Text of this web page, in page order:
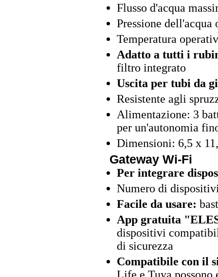
Flusso d'acqua
Pressione
Temperatura
Adatto a tutti i
filtro integrato
Uscita per tubi da
Resistente agli
Alimentazione: 3
per un'autonomia
Dimensioni: 6,5 x
Gateway Wi-Fi
Per integrare
Numero di
Facile da usare:
App gratuita
dispositivi
di sicurezza
Compatibile con il